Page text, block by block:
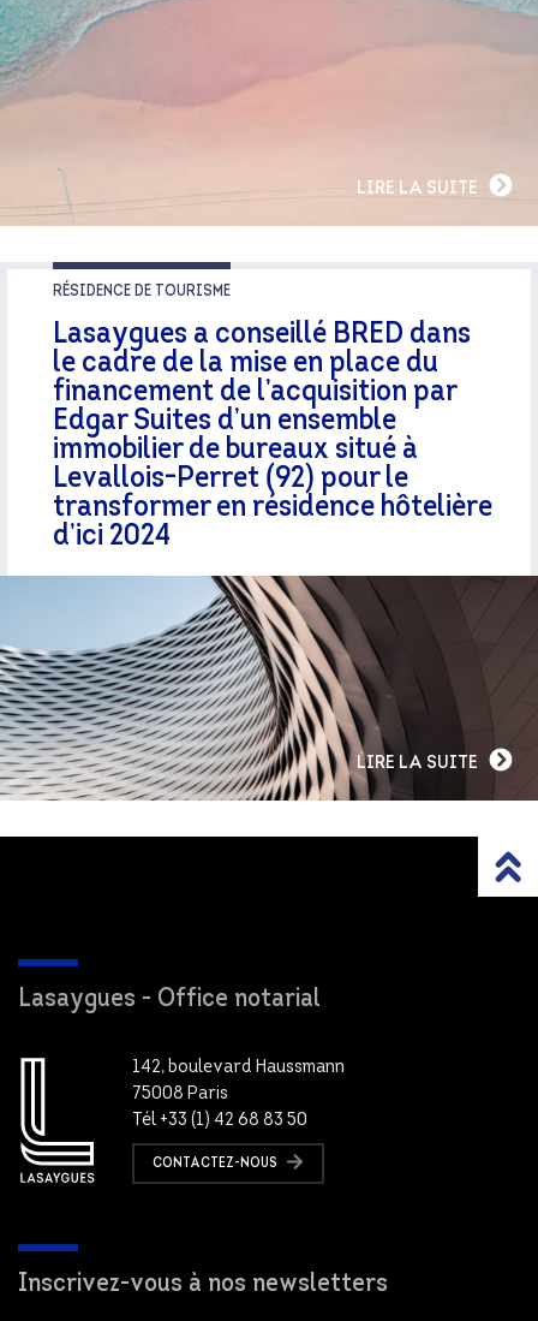
LIRE LA SUITE
RÉSIDENCE DE TOURISME
Lasaygues a conseillé BRED dans
le cadre de la mise en place du
financement de l’acquisition par
Edgar Suites d’un ensemble
immobilier de bureaux situé à
Levallois-Perret (92) pour le
transformer en résidence hôtelière
d’ici 2024
LIRE LA SUITE
Lasaygues - Office notarial
142, boulevard Haussmann
75008 Paris
Tél +33 (1) 42 68 83 50
CONTACTEZ-NOUS
Inscrivez-vous à nos newsletters